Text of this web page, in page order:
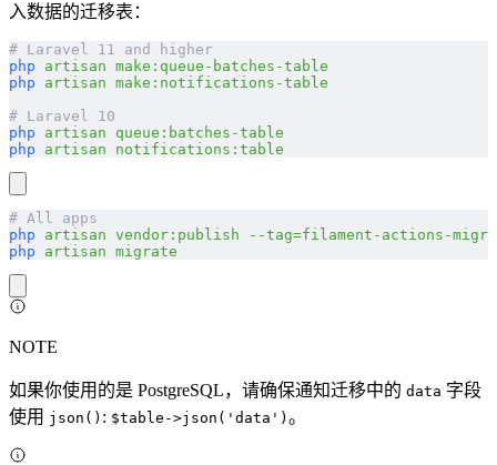
入数据的迁移表：
# Laravel 11 and higher
php artisan make:queue-batches-table
php artisan make:notifications-table
# Laravel 10
php artisan queue:batches-table
php artisan notifications:table
# All apps
php artisan vendor:publish --tag=filament-actions-
php artisan migrate
NOTE
如果你使用的是 PostgreSQL，请确保通知迁移中的 data 字段
使用 json() : $table->json('data') 。